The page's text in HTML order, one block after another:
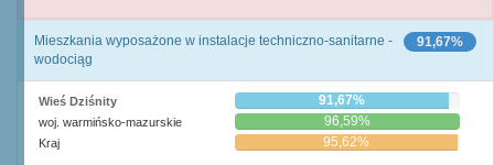
91,67%
Mieszkania wyposażone w instalacje techniczno-sanitarne -
wodociąg
Wieś Dziśnity 91,67%
woj. warmińsko-mazurskie 96,59%
Kraj 95,62%